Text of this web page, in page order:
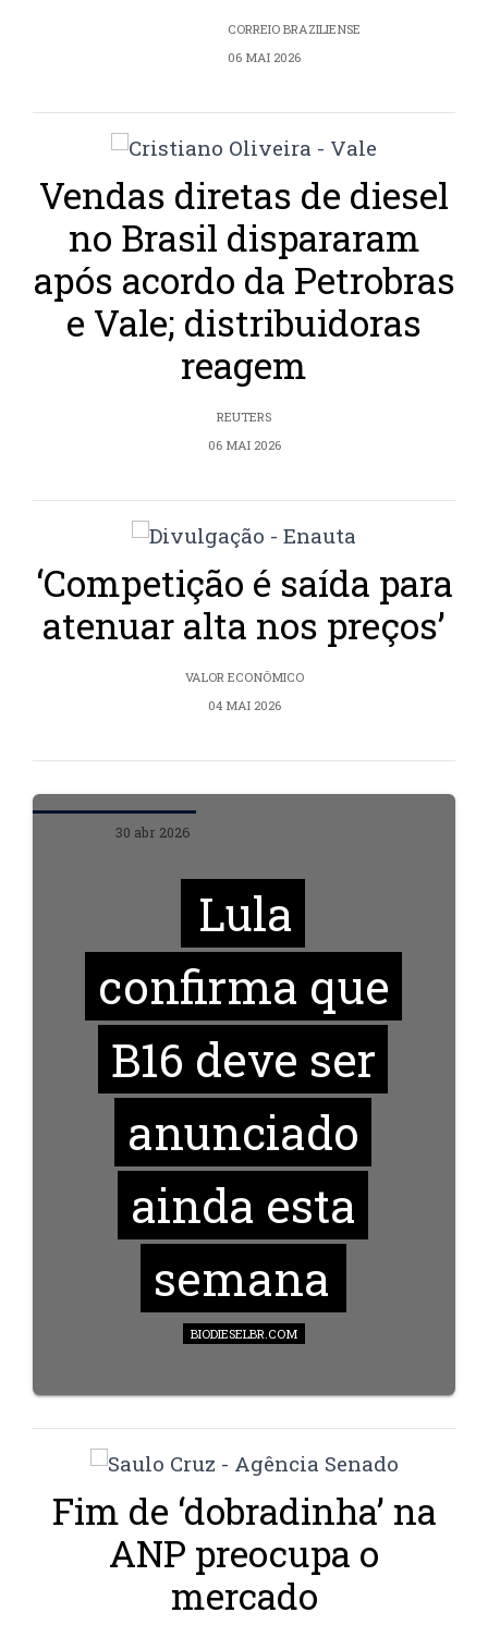
CORREIO BRAZILIENSE
06 MAI 2026
Vendas diretas de diesel
no Brasil dispararam
após acordo da Petrobras
e Vale; distribuidoras
reagem
REUTERS
06 MAI 2026
‘Competição é saída para
atenuar alta nos preços’
VALOR ECONÔMICO
04 MAI 2026
30 abr 2026
Lula
confirma que
B16 deve ser
anunciado
ainda esta
semana
BIODIESELBR.COM
Fim de ‘dobradinha’ na
ANP preocupa o
mercado